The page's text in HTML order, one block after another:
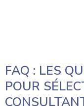
FAQ : LES
POUR